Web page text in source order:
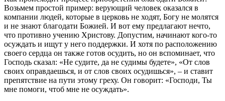
Возьмем простой пример: верующий человек оказался в
компании людей, которые в церковь не ходят, Богу не молятся
и не знают благодати Божией. И вот ему предлагают нечто,
что противно учению Христову. Допустим, начинают кого-то
осуждать и ищут у него поддержки. И хотя по расположению
своего сердца он также готов осудить, но он вспоминает, что
Господь сказал: «Не судите, да не судимы будете», «От слов
своих оправдаешься, и от слов своих осудишься», – и ставит
препятствие на пути этому греху. Он говорит: «Господи, Ты
мне помоги, чтоб мне не осуждать».